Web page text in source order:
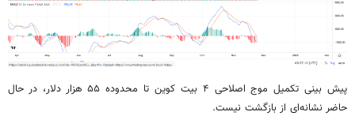
پیش بینی تکمیل موج اصلاحی ۴ بیت کوین تا محدوده ۵۵ هزار دلار، در حال
حاضر نشانه‌ای از بازگشت نیست.